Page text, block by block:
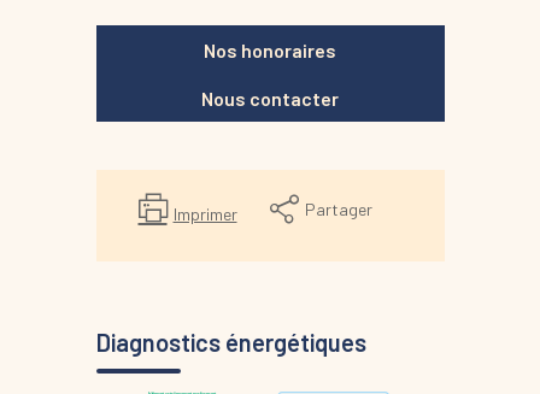
Nos honoraires
Nous contacter
Imprimer Partager
Diagnostics énergétiques